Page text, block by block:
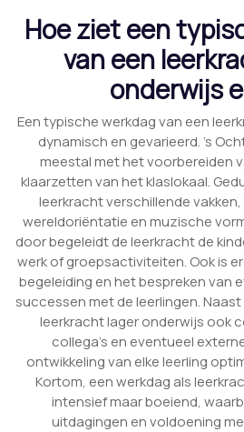
Hoe ziet een
van een
onderwijs
Een typische werkdag van een
dynamisch en gevarieerd. ’s
meestal met het voorbereiden
klaarzetten van het klaslokaal.
leerkracht verschillende
wereldoriëntatie en muzische
door begeleidt de leerkracht de
werk of groepsactiviteiten. Ook is
begeleiding en het bespreken van
successen met de leerlingen.
leerkracht lager onderwijs ook
collega’s en eventueel
ontwikkeling van elke leerling
Kortom, een werkdag als
intensief maar boeiend,
uitdagingen en voldoening